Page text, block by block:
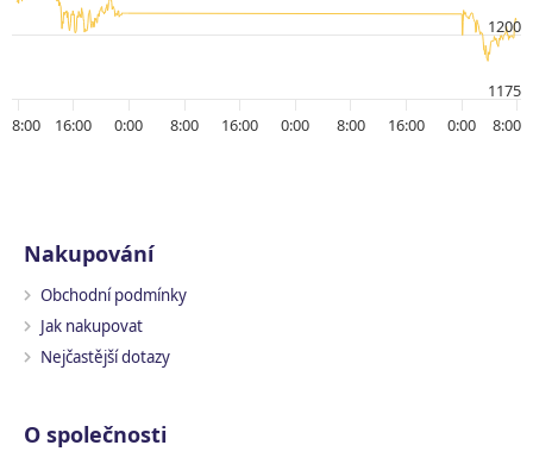
8:00 16:00 0:00 8:00 16:00 0:00 8:00 16:00 0:00 8:00
1175
1200
Nakupování
Obchodní podmínky
Jak nakupovat
Nejčastější dotazy
O společnosti